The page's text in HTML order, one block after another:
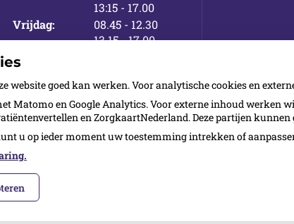
13:15 tot
- 17.00
Vrijdag:
08.45 tot
- 12.30
13.15tot
- 17.00
website goed kan werken. Voor analytische cookies en
Matomo en Google Analytics. Voor externe inhoud werken
en ZorgkaartNederland. Deze partijen
u op ieder moment uw toestemming intrekken of